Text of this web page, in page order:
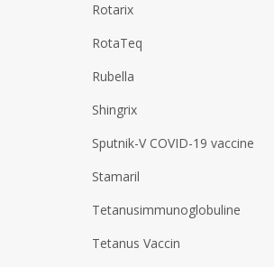
Rotarix
RotaTeq
Rubella
Shingrix
Sputnik-V COVID-19 vaccine
Stamaril
Tetanusimmunoglobuline
Tetanus Vaccin